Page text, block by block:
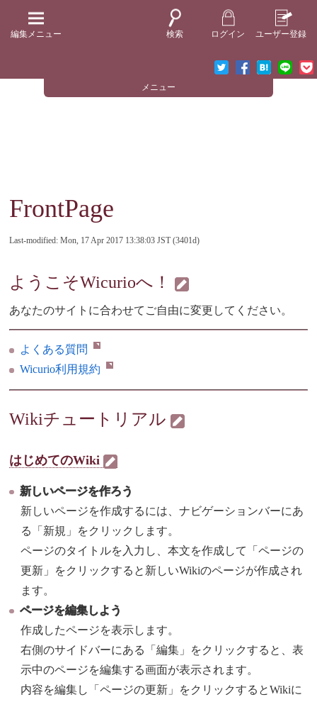
編集メニュー 検索 ログイン ユーザー登録
メニュー
FrontPage
Last-modified: Mon, 17 Apr 2017 13:38:03 JST (3401d)
ようこそWicurioへ！
あなたのサイトに合わせてご自由に変更してください。
よくある質問
Wicurio利用規約
Wikiチュートリアル
はじめてのWiki
新しいページを作ろう
新しいページを作成するには、ナビゲーションバーにあ
る「新規」をクリックします。
ページのタイトルを入力し、本文を作成して「ページの
更新」をクリックすると新しいWikiのページが作成され
ます。
ページを編集しよう
作成したページを表示します。
右側のサイドバーにある「編集」をクリックすると、表
示中のページを編集する画面が表示されます。
内容を編集し「ページの更新」をクリックするとWikiに